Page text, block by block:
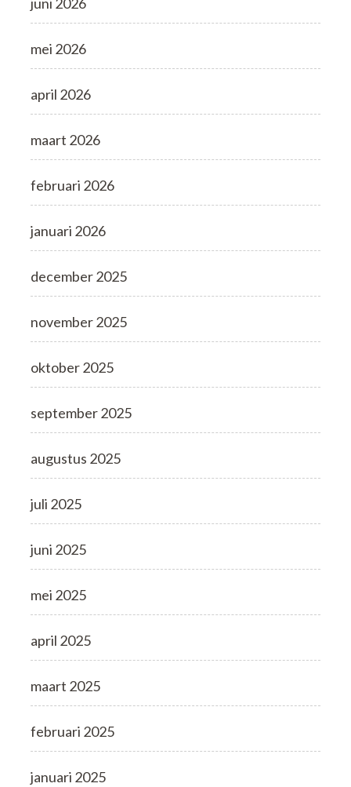
mei 2026
april 2026
maart 2026
februari 2026
januari 2026
december 2025
november 2025
oktober 2025
september 2025
augustus 2025
juli 2025
juni 2025
mei 2025
april 2025
maart 2025
februari 2025
januari 2025